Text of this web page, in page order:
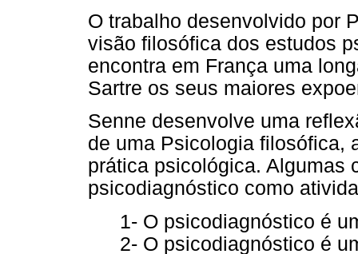
O trabalho desenvolvido por
visão filosófica dos estudos
encontra em França uma
Sartre os seus maiores
Senne desenvolve uma
de uma Psicologia filosófica,
prática psicológica. Algumas
psicodiagnóstico como
1- O psicodiagnóstico é
2- O psicodiagnóstico é